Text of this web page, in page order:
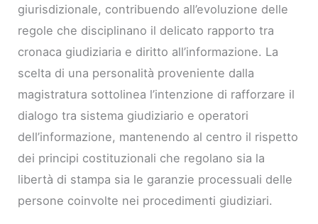
giurisdizionale, contribuendo all’evoluzione delle
regole che disciplinano il delicato rapporto tra
cronaca giudiziaria e diritto all’informazione. La
scelta di una personalità proveniente dalla
magistratura sottolinea l’intenzione di rafforzare il
dialogo tra sistema giudiziario e operatori
dell’informazione, mantenendo al centro il rispetto
dei principi costituzionali che regolano sia la
libertà di stampa sia le garanzie processuali delle
persone coinvolte nei procedimenti giudiziari.